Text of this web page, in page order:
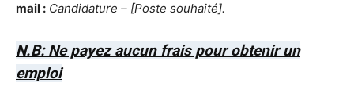
mail : Candidature – [Poste souhaité].
N.B: Ne payez aucun frais pour obtenir un
emploi